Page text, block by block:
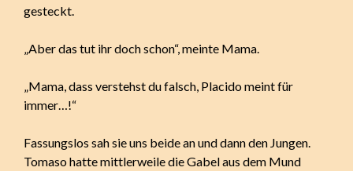
gesteckt.
„Aber das tut ihr doch schon“, meinte Mama.
„Mama, dass verstehst du falsch, Placido meint für
immer…!“
Fassungslos sah sie uns beide an und dann den Jungen.
Tomaso hatte mittlerweile die Gabel aus dem Mund